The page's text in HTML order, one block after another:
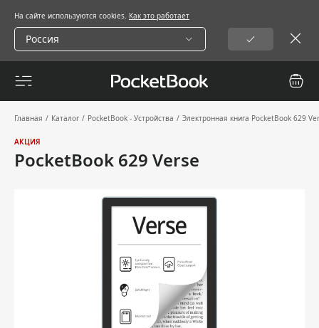
На сайте используются cookies. Как это работает
Россия
Главная / Каталог / PocketBook - Устройства / Электронная книга PocketBook 629
PocketBook 629 Verse
АКЦИЯ